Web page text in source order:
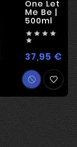
One Let
Me Be |
500ml
   

37,95 €